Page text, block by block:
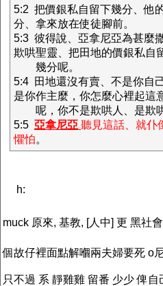
5:2 把價銀私自留下幾分、他
分、拿來放在使徒腳前。
5:3 彼得說、亞拿尼亞為甚麼
欺哄聖靈、把田地的價銀私自
幾分呢。
5:4 田地還沒有賣、不是你自
是你作主麼，你怎麼心裡起這
呢，你不是欺哄人、是欺
5:5 亞拿尼亞 聽見這話、就仆
懼怕。
h:
muck 原來, 基教, [人中] 更 黑社
個故仔裡面點解嗰兩夫婦要死 o
只不過 系 靜雞雞 留番 少少 俾自